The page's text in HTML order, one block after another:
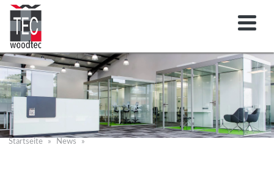
Startseite News